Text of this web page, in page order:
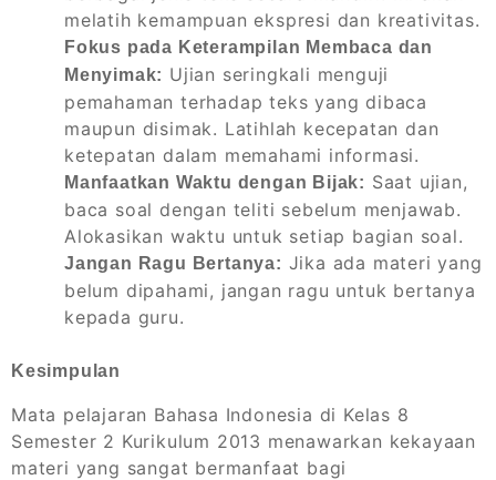
melatih kemampuan ekspresi dan kreativitas.
Fokus pada Keterampilan Membaca dan
Menyimak: Ujian seringkali menguji
pemahaman terhadap teks yang dibaca
maupun disimak. Latihlah kecepatan dan
ketepatan dalam memahami informasi.
Manfaatkan Waktu dengan Bijak: Saat ujian,
baca soal dengan teliti sebelum menjawab.
Alokasikan waktu untuk setiap bagian soal.
Jangan Ragu Bertanya: Jika ada materi yang
belum dipahami, jangan ragu untuk bertanya
kepada guru.
Kesimpulan
Mata pelajaran Bahasa Indonesia di Kelas 8
Semester 2 Kurikulum 2013 menawarkan kekayaan
materi yang sangat bermanfaat bagi